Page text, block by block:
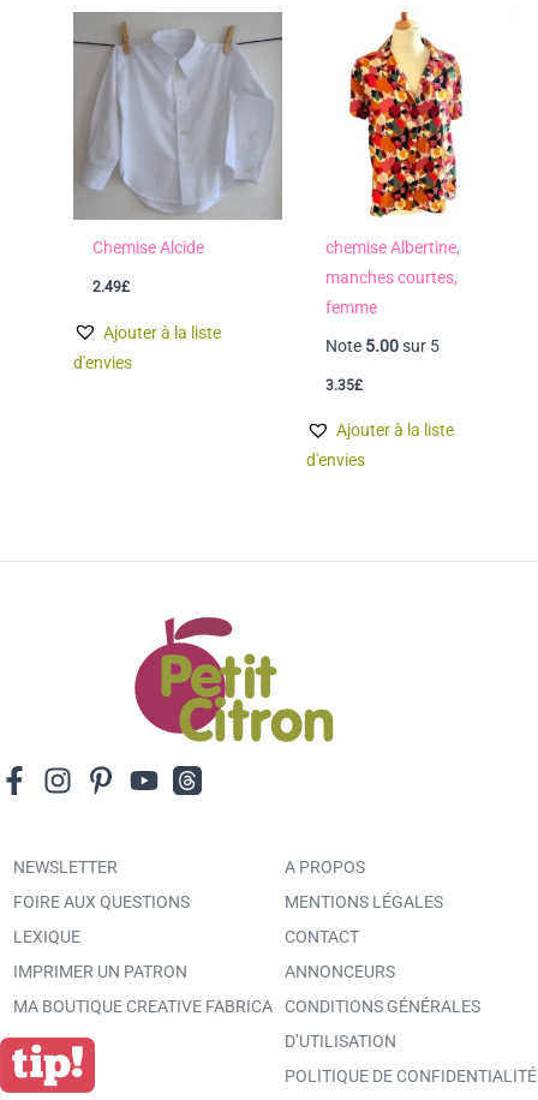
Chemise Alcide
2.49£
Ajouter à la liste
d'envies
chemise Albertine,
manches courtes,
femme
Note 5.00sur 5
3.35£
Ajouter à la liste
d'envies
NEWSLETTER
FOIRE AUX QUESTIONS
LEXIQUE
IMPRIMER UN PATRON
MA BOUTIQUE CREATIVE FABRICA
A PROPOS
MENTIONS LÉGALES
CONTACT
ANNONCEURS
CONDITIONS GÉNÉRALES
D’UTILISATION
POLITIQUE DE CONFIDENTIALITÉ